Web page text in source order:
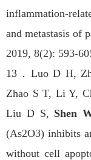
inflammation-
and metastasis of
2019, 8(2): 593-
13 ． Luo D H,
Zhao S T, Li Y,
Liu D S, Shen
(As2O3) inhibits
without cell